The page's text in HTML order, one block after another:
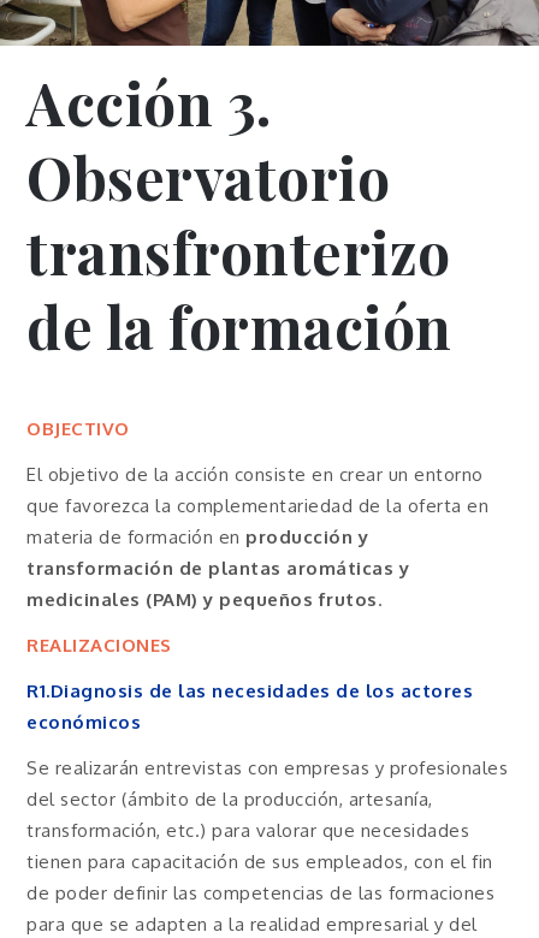
Acción 3.
Observatorio
transfronterizo
de la formación
OBJECTIVO
El objetivo de la acción consiste en crear un entorno
que favorezca la complementariedad de la oferta en
materia de formación en producción y
transformación de plantas aromáticas y
medicinales (PAM) y pequeños frutos.
REALIZACIONES
R1.Diagnosis de las necesidades de los actores
económicos
Se realizarán entrevistas con empresas y profesionales
del sector (ámbito de la producción, artesanía,
transformación, etc.) para valorar que necesidades
tienen para capacitación de sus empleados, con el fin
de poder definir las competencias de las formaciones
para que se adapten a la realidad empresarial y del